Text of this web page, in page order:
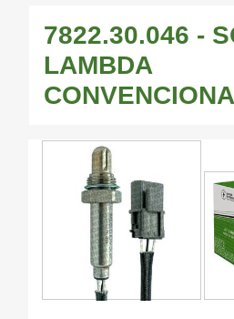
7822.30.046 -
LAMBDA